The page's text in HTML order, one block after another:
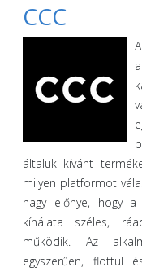
CCC
általuk kívánt
milyen platformot
nagy előnye, hogy
kínálata széles,
működik. Az
egyszerűen, flottul